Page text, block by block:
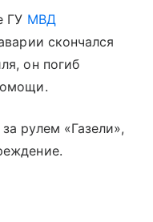
ГУ МВД
скончался
он погиб
рулем «Газели»,